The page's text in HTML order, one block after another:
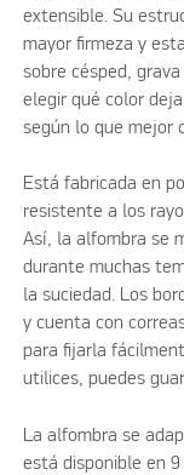
extensible. Su
mayor firmeza y
sobre césped,
elegir qué color
según lo que mejor
Está fabricada en
resistente a los
Así, la alfombra se
durante muchas
la suciedad. Los
y cuenta con
para fijarla
utilices, puedes
La alfombra se
está disponible en 9